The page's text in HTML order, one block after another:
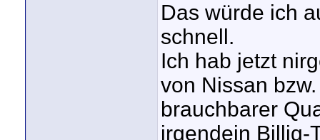
Das würde ich
schnell.
Ich hab jetzt
von Nissan
brauchbarer
irgendein Billig-